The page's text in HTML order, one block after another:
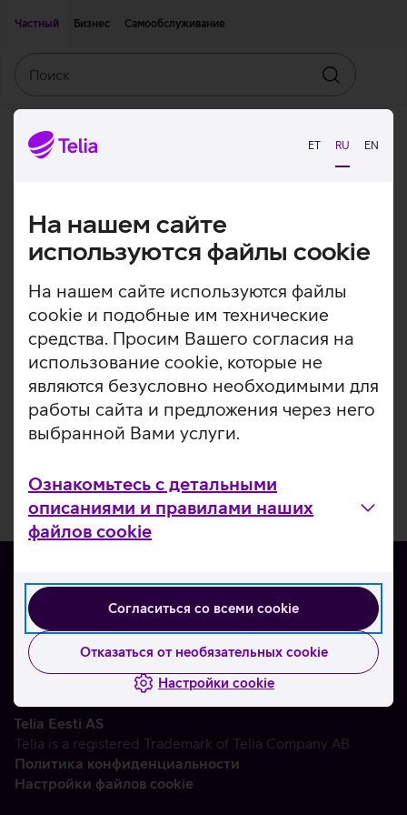
ET RU EN
На нашем сайте
используются файлы cookie
На нашем сайте используются файлы
cookie и подобные им технические
средства. Просим Вашего согласия на
использование cookie, которые не
являются безусловно необходимыми для
работы сайта и предложения через него
выбранной Вами услуги.
Ознакомьтесь с детальными
описаниями и правилами наших
файлов cookie
Согласиться со всеми cookie
Отказаться от необязательных cookie
Настройки cookie
Частный
Бизнес Самообслуживание
Искать
О нас
Контакты
Партнерам
Telia Eesti AS
Telia is a registered Trademark of Telia Company AB
Политика конфиденциальности
Настройки файлов cookie